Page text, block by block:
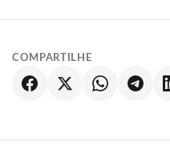
COMPARTILHE